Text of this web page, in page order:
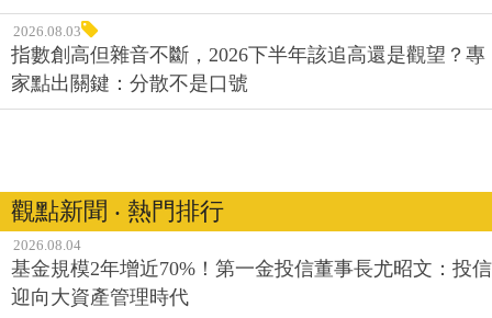
2026.08.03
指數創高但雜音不斷，2026下半年該追高還是觀望？專
家點出關鍵：分散不是口號
觀點新聞 ‧ 熱門排行
2026.08.04
基金規模2年增近70%！第一金投信董事長尤昭文：投信
迎向大資產管理時代